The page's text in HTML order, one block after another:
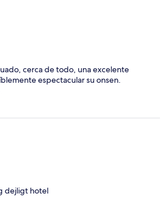
cerca de todo, una excelente
espectacular su onsen.
dejligt hotel